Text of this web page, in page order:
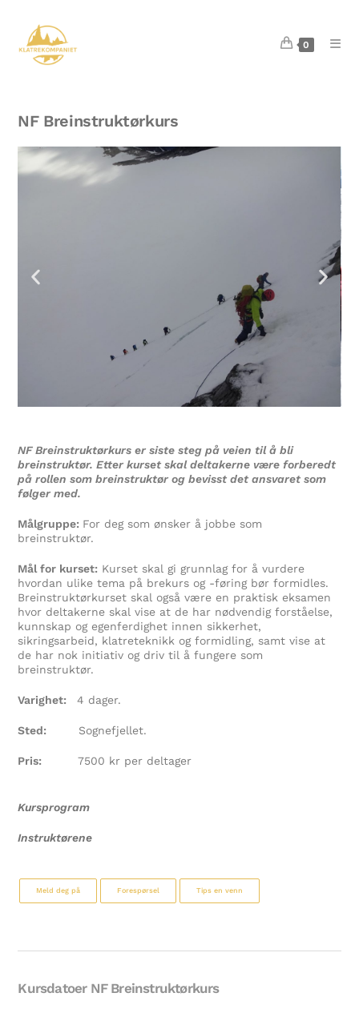
0
NF Breinstruktørkurs
NF Breinstruktørkurs er siste steg på veien til å bli
breinstruktør. Etter kurset skal deltakerne være forberedt
på rollen som breinstruktør og bevisst det ansvaret som
følger med.
Målgruppe: For deg som ønsker å jobbe som
breinstruktør.
Mål for kurset: Kurset skal gi grunnlag for å vurdere
hvordan ulike tema på brekurs og -føring bør formidles.
Breinstruktørkurset skal også være en praktisk eksamen
hvor deltakerne skal vise at de har nødvendig forståelse,
kunnskap og egenferdighet innen sikkerhet,
sikringsarbeid, klatreteknikk og formidling, samt vise at
de har nok initiativ og driv til å fungere som
breinstruktør.
Varighet: 4 dager.
Sted: Sognefjellet.
Pris: 7500 kr per deltager
Kursprogram
Instruktørene
Meld deg på Forespørsel Tips en venn
Kursdatoer NF Breinstruktørkurs